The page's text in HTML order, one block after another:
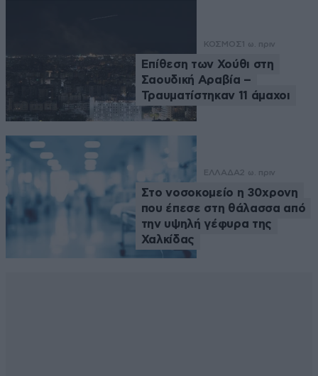
ΚΟΣΜΟΣ 1 ω. πριν
Επίθεση των Χούθι στη
Σαουδική Αραβία –
Τραυματίστηκαν 11 άμαχοι
ΕΛΛΑΔΑ2 ω. πριν
Στο νοσοκομείο η 30χρονη
που έπεσε στη θάλασσα από
την υψηλή γέφυρα της
Χαλκίδας